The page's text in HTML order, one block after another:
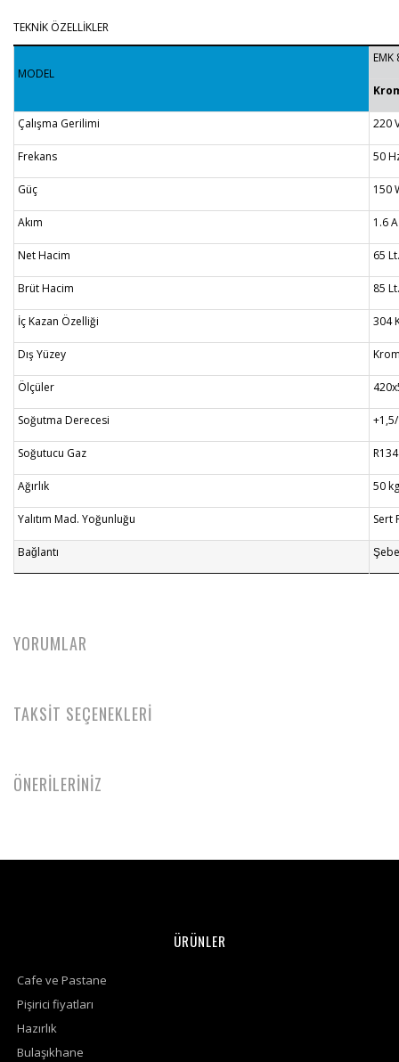
TEKNİK ÖZELLİKLER
MODEL
EMK
Çalışma Gerilimi 220
Frekans 50
Güç 150
Akım 1.6 A
Net Hacim 65 Lt.
Brüt Hacim 85 Lt.
İç Kazan Özelliği 304
Dış Yüzey
Ölçüler
Soğutma Derecesi
Soğutucu Gaz R134
Ağırlık 50 kg
Yalıtım Mad. Yoğunluğu Sert
Bağlantı
YORUMLAR
TAKSİT SEÇENEKLERİ
ÖNERİLERİNİZ
ÜRÜNLER
Cafe ve Pastane
Pişirici fiyatları
Hazırlık
Bulaşıkhane